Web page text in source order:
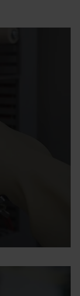
de
le domaine